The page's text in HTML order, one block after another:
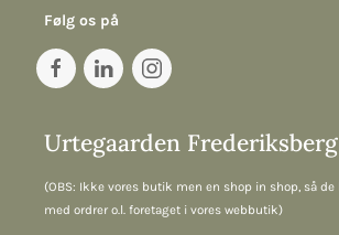
Følg os på
Urtegaarden Frederiksberg
(OBS: Ikke vores butik men en shop in shop, så
med ordrer o.l. foretaget i vores webbutik)